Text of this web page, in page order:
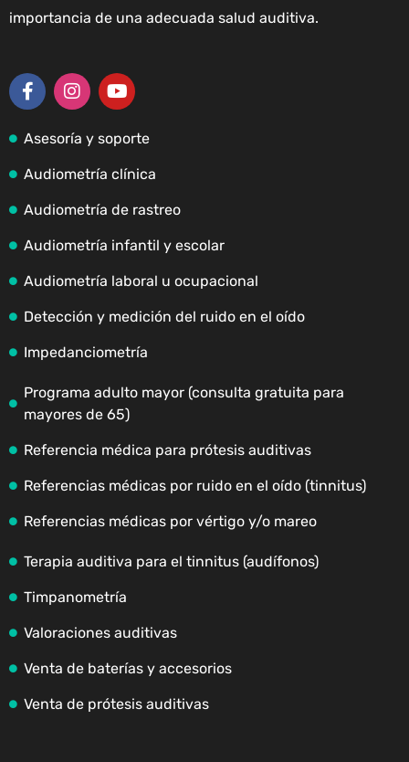
importancia de una adecuada salud auditiva.
Asesoría y soporte
Audiometría clínica
Audiometría de rastreo
Audiometría infantil y escolar
Audiometría laboral u ocupacional
Detección y medición del ruido en el oído
Impedanciometría
Programa adulto mayor (consulta gratuita para
mayores de 65)
Referencia médica para prótesis auditivas
Referencias médicas por ruido en el oído (tinnitus)
Referencias médicas por vértigo y/o mareo
Terapia auditiva para el tinnitus (audífonos)
Timpanometría
Valoraciones auditivas
Venta de baterías y accesorios
Venta de prótesis auditivas